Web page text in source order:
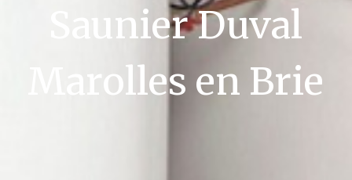
Saunier Duval
Marolles en Brie